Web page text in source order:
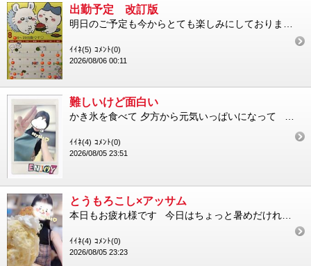
出勤予定 改訂版
ｲｲﾈ(5) ｺﾒﾝﾄ(0)
2026/08/06 00:11
難しいけど面白い
ｲｲﾈ(4) ｺﾒﾝﾄ(0)
2026/08/05 23:51
とうもろこし×アッサム
ｲｲﾈ(4) ｺﾒﾝﾄ(0)
2026/08/05 23:23